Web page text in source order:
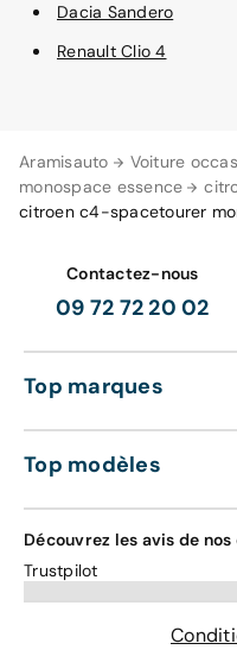
Aramisauto Voiture
monospace essence
citroen c4-spacetourer
Dacia Sandero
Renault Clio 4
Contactez-nous
09 72 72 20 02
Top marques
Top modèles
Découvrez les avis de
Trustpilot